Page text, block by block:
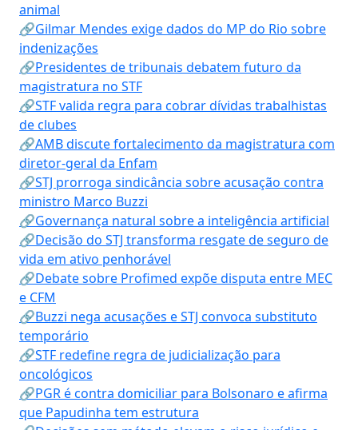
animal
🔗Gilmar Mendes exige dados do MP do Rio sobre
indenizações
🔗Presidentes de tribunais debatem futuro da
magistratura no STF
🔗STF valida regra para cobrar dívidas trabalhistas
de clubes
🔗AMB discute fortalecimento da magistratura com
diretor-geral da Enfam
🔗STJ prorroga sindicância sobre acusação contra
ministro Marco Buzzi
🔗Governança natural sobre a inteligência artificial
🔗Decisão do STJ transforma resgate de seguro de
vida em ativo penhorável
🔗Debate sobre Profimed expõe disputa entre MEC
e CFM
🔗Buzzi nega acusações e STJ convoca substituto
temporário
🔗STF redefine regra de judicialização para
oncológicos
🔗PGR é contra domiciliar para Bolsonaro e afirma
que Papudinha tem estrutura